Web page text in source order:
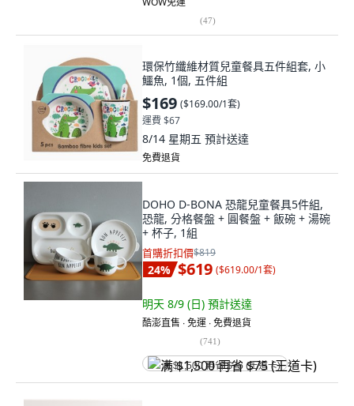
(47)
環保竹纖維材質兒童餐具五件組套, 小
鱷魚, 1個, 五件組
$169 ($169.00/1套)
運費 $67
8/14 星期五 預計送達
免費退貨
DOHO D-BONA 恐龍兒童餐具5件組,
恐龍, 分格餐盤 + 圓餐盤 + 飯碗 + 湯碗
+ 杯子, 1組
首購折扣價$819
24% $619 ($619.00/1套)
明天 8/9 (日) 預計送達
酷澎直售 ∙ 免運 ∙ 免費退貨
(741)
满 $1,500 再省 $75 (王道卡)